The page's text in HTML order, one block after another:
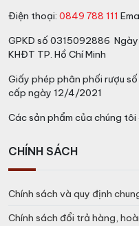
thận và phục vụ nó ở
này sẽ giúp bạn tận
và sự tinh tế của
Hương vị của
Champagne
Rượu Femme De
tinh tế, mang đến một
miệng. Dưới đây là một
được tìm thấy trong
Hương vị bánh ngọt
Champagne thường
Điện thoại: 0849 788 111
GPKD số 0315092886
KHĐT TP. Hồ Chí Minh
Giấy phép phân phối rượu
cấp ngày 12/4/2021
Các sản phẩm của chúng
CHÍNH SÁCH
Chính sách và quy định
Chính sách đổi trả hàng,